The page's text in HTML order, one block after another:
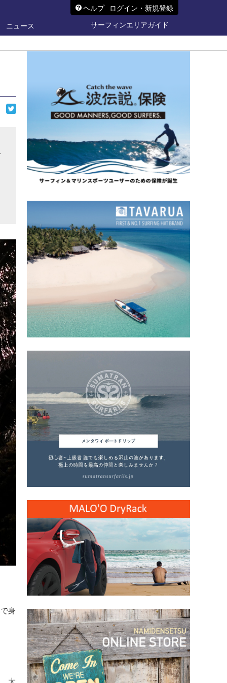
ヘルプ ログイン・新規登録
ニュース
サーフィンエリアガイド
身
大